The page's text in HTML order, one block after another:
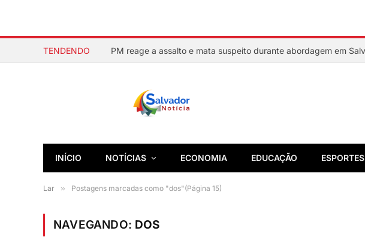
TENDENDO
INÍCIO NOTÍCIAS ECONOMIA EDUCAÇÃO ESPORTES
Lar » Postagens marcadas como "dos"(Página 15)
NAVEGANDO: DOS